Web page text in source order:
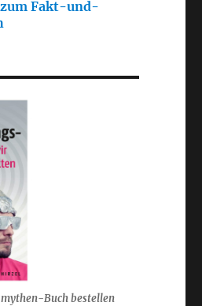
Fakt-und-
Buch bestellen